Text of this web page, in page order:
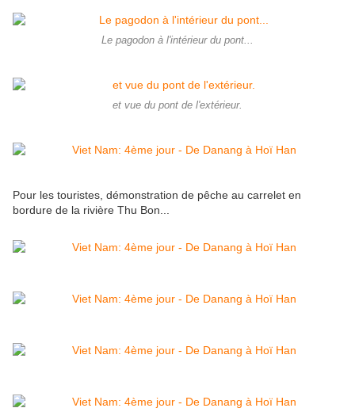
Le pagodon à l'intérieur du pont...
et vue du pont de l'extérieur.
Pour les touristes, démonstration de pêche au carrelet en
bordure de la rivière Thu Bon...